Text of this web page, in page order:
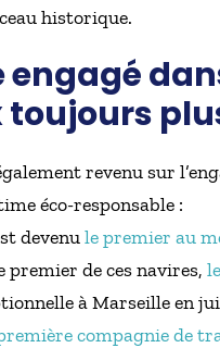
historique.
engagé
revenu sur
éco-responsable :
devenule premier au
premier de ces navires,
à Marseille en
compagnie de